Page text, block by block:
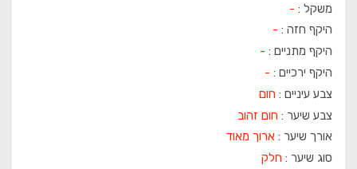
משקל : -
היקף חזה : -
היקף מתניים : -
היקף ירכיים : -
צבע עיניים : חום
צבע שיער : חום זהוב
אורך שיער : ארוך מאוד
סוג שיער : חלק